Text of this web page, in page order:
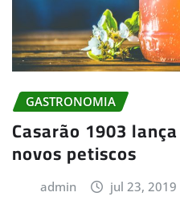
GASTRONOMIA
Casarão 1903
novos petiscos
admin jul 23, 2019